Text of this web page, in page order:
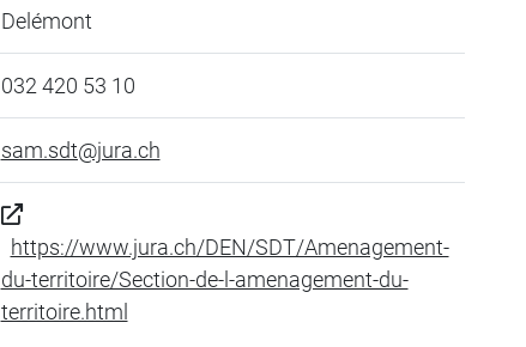
Delémont
032 420 53 10
sam.sdt@jura.ch
https://www.jura.ch/DEN/SDT/Amenagement-
du-territoire/Section-de-l-amenagement-du-
territoire.html